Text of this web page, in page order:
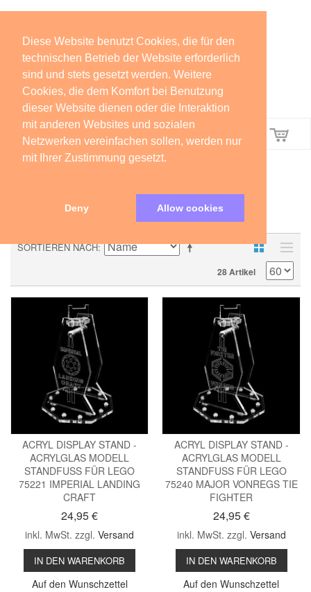
Diese Website benutzt Cookies, die für den
technischen Betrieb der Website erforderlich
sind und stets gesetzt werden. Weitere
Cookies, die dem Komfort bei Benutzung
dieser Website dienen oder die Interaktion
mit anderen Websites und sozialen
Netzwerken vereinfachen sollen, werden nur
mit Ihrer Zustimmung gesetzt.
Deny Allow cookies
Menü
DISPLAY STANDS FÜR
LEGOMODELLE 75220-75499
Display Stands für Legomodelle 75220-75499
SORTIEREN NACH
28 Artikel
ACRYL DISPLAY STAND -
ACRYLGLAS MODELL
STANDFUSS FÜR LEGO
75221 IMPERIAL LANDING
CRAFT
24,95 €
inkl. MwSt. zzgl.Versand
IN DEN WARENKORB
Auf den Wunschzettel
ACRYL DISPLAY STAND -
ACRYLGLAS MODELL
STANDFUSS FÜR LEGO
75240 MAJOR VONREGS TIE
FIGHTER
24,95 €
inkl. MwSt. zzgl. Versand
IN DEN WARENKORB
Auf den Wunschzettel